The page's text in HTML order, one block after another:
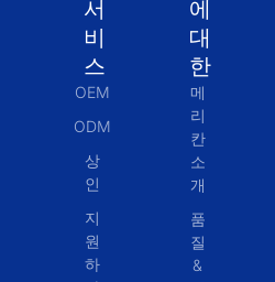
서
비
스
OEM
ODM
상
인
지
원
하
에
대
한
메
리
칸
소
개
품
질
&